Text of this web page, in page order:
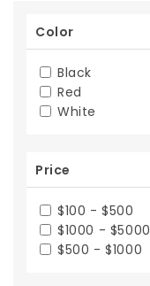
Color
Black
Red
White
Price
$100 - $500
$1000 - $5000
$500 - $1000